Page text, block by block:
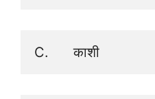
C.      काशी